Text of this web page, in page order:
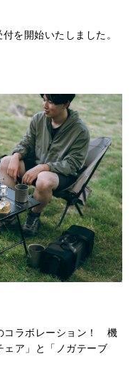
を開始いたしました。
コラボレーション！ 機
ェア」と「ノガテーブ